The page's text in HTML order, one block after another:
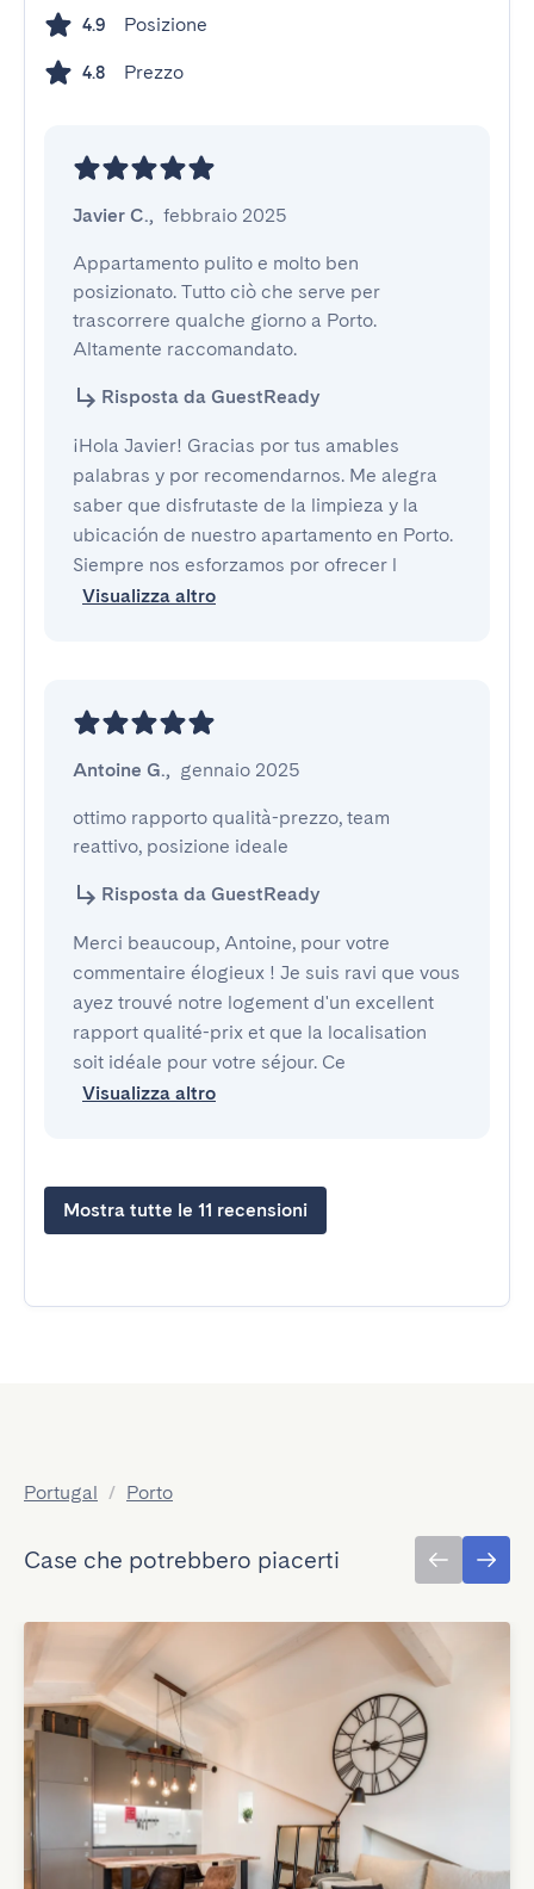
4.9 Posizione
4.8 Prezzo
Javier C., febbraio 2025
Appartamento pulito e molto ben
posizionato. Tutto ciò che serve per
trascorrere qualche giorno a Porto.
Altamente raccomandato.
Risposta da GuestReady
¡Hola Javier! Gracias por tus amables
palabras y por recomendarnos. Me alegra
saber que disfrutaste de la limpieza y la
ubicación de nuestro apartamento en Porto.
Siempre nos esforzamos por ofrecer l
Visualizza altro
Antoine G., gennaio 2025
ottimo rapporto qualità-prezzo, team
reattivo, posizione ideale
Risposta da GuestReady
Merci beaucoup, Antoine, pour votre
commentaire élogieux ! Je suis ravi que vous
ayez trouvé notre logement d'un excellent
rapport qualité-prix et que la localisation
soit idéale pour votre séjour. Ce
Visualizza altro
Mostra tutte le 11 recensioni
Portugal / Porto
Case che potrebbero piacerti